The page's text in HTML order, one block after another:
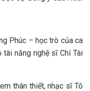
Phúc – học trò của ca
năng nghệ sĩ Chí Tài
thân thiết, nhạc sĩ Tô